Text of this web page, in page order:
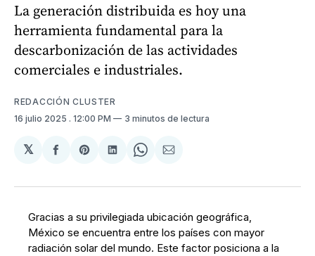
La generación distribuida es hoy una
herramienta fundamental para la
descarbonización de las actividades
comerciales e industriales.
REDACCIÓN CLUSTER
16 julio 2025 . 12:00 PM 3 minutos de lectura
𝕏
Compartir
Facebook
Share
Pinterest
Compartir
LinkedIn
Share
WhatsApp
Compartir
Email
Gracias a su privilegiada ubicación geográfica,
México se encuentra entre los países con mayor
radiación solar del mundo. Este factor posiciona a la